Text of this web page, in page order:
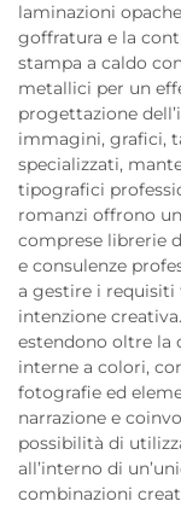
laminazioni
goffratura e la
stampa a caldo
metallici per un
progettazione
immagini, grafici,
specializzati,
tipografici
romanzi offrono
comprese librerie
e consulenze
a gestire i requisiti
intenzione
estendono oltre la
interne a colori,
fotografie ed
narrazione e
possibilità di
all’interno di
combinazioni